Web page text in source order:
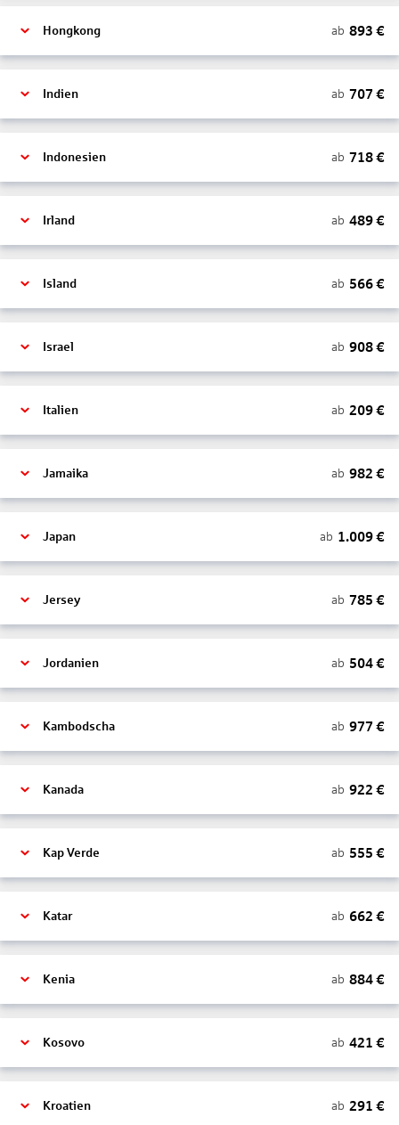
Hongkong ab 893 €
Indien ab 707 €
Indonesien ab 718€
Irland ab 489€
Island ab 566€
Israel ab 908€
Italien ab 209€
Jamaika ab 982 €
Japan ab 1.009€
Jersey ab 785 €
Jordanien ab 504€
Kambodscha ab 977 €
Kanada ab 922 €
Kap Verde ab 555 €
Katar ab 662 €
Kenia ab 884€
Kosovo ab 421 €
Kroatien ab 291 €